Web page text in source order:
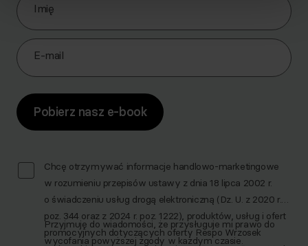
Imię
E-mail
Pobierz nasz e-book
Chcę otrzymywać informacje handlowo-marketingowe
w rozumieniu przepisów ustawy z dnia 18 lipca 2002 r.
o świadczeniu usług drogą elektroniczną (Dz. U. z 2020 r.
poz. 344 oraz z 2024 r. poz. 1222), produktów, usług i ofert
promocyjnych dotyczących oferty Respo Wrzosek
Przyjmuję do wiadomości, że przysługuje mi prawo do
wycofania powyższej zgody w każdym czasie.